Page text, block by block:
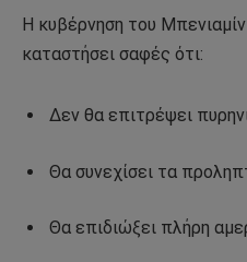
Η κυβέρνηση του
καταστήσει σαφές ότι:
Δεν θα επιτρέψει
Θα συνεχίσει τα
Θα επιδιώξει πλήρη